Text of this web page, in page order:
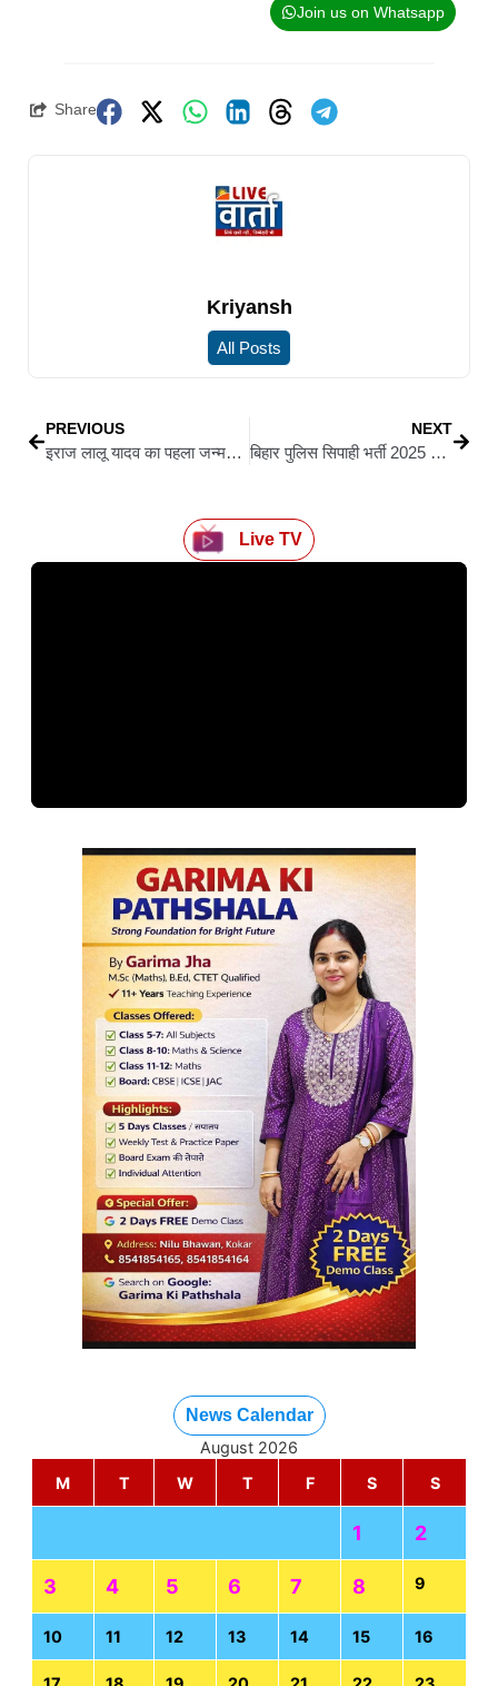
Join us on Whatsapp
Share
Kriyansh
All Posts
PREVIOUS
इराज लालू यादव का पहला जन्मदिन आज, गाजियाबाद में तेजस्वी यादव का बड़ा शक्ति प्रदर्शन; विपक्षी दिग्गजों के जुटने की चर्चा
NEXT
बिहार पुलिस सिपाही भर्ती 2025 का फाइनल रिजल्ट जारी, 19,838 अभ्यर्थी चयनित
Live TV
News Calendar
August 2026
M
T W T F S S
1 2
3 4 5 6 7 8 9
10 11 12 13 14 15 16